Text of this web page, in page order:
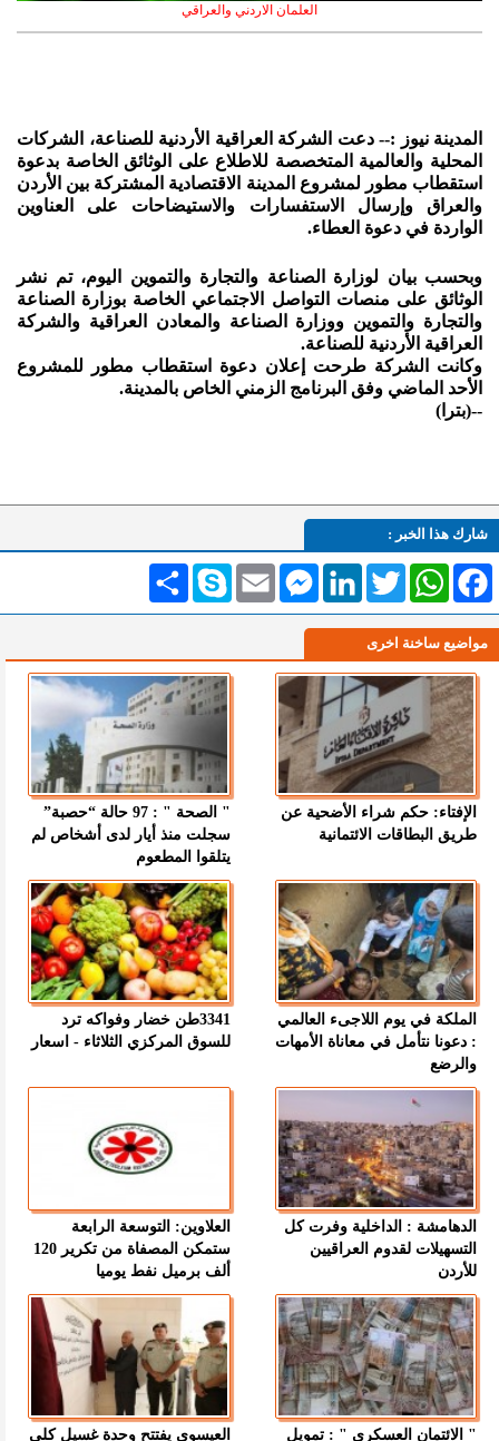
العلمان الاردني والعراقي
المدينة نيوز :-- دعت الشركة العراقية الأردنية للصناعة، الشركات
المحلية والعالمية المتخصصة للاطلاع على الوثائق الخاصة بدعوة
استقطاب مطور لمشروع المدينة الاقتصادية المشتركة بين الأردن
والعراق وإرسال الاستفسارات والاستيضاحات على العناوين
الواردة في دعوة العطاء.
وبحسب بيان لوزارة الصناعة والتجارة والتموين اليوم، تم نشر
الوثائق على منصات التواصل الاجتماعي الخاصة بوزارة الصناعة
والتجارة والتموين ووزارة الصناعة والمعادن العراقية والشركة
العراقية الأردنية للصناعة.
وكانت الشركة طرحت إعلان دعوة استقطاب مطور للمشروع
الأحد الماضي وفق البرنامج الزمني الخاص بالمدينة.
--(بترا)
شارك هذا الخبر :
انشر Skype Email
MessengerLinkedInTwitterWhatsAppFacebook
مواضيع ساخنة اخرى
الإفتاء: حكم شراء الأضحية عن
طريق البطاقات الائتمانية
" الصحة " : 97 حالة “حصبة”
سجلت منذ أيار لدى أشخاص لم
يتلقوا المطعوم
الملكة في يوم اللاجىء العالمي
: دعونا نتأمل في معاناة الأمهات
والرضع
3341طن خضار وفواكه ترد
للسوق المركزي الثلاثاء - اسعار
الدهامشة : الداخلية وفرت كل
التسهيلات لقدوم العراقيين
للأردن
العلاوين: التوسعة الرابعة
ستمكن المصفاة من تكرير 120
ألف برميل نفط يوميا
" الائتمان العسكري " : تمويل العيسوي يفتتح وحدة غسيل كلى